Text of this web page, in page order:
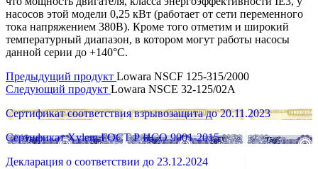
насосов этой модели 0,25 кВт (работает от сети переменного
тока напряжением 380В). Кроме того отметим и широкий
температурный диапазон, в котором могут работы насосы
данной серии до +140°C.
Предыдущий продукт Lowara NSCF 125-315/2000
Следующий продукт Lowara NSCE 32-125/02A
Сертификат соответствия взрывозащита до 20.11.2023
Сертификат Xylem ГОСТ Р ИСО 9001-2015
Декларация о соответствии до 23.12.2024